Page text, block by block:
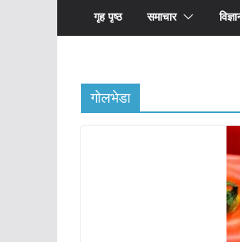
गृह पृष्ठ समाचार
गोलभेडा